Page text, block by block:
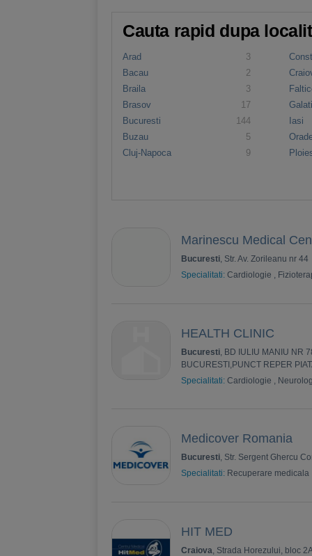
Cauta rapid dupa
Arad
3
Bacau
2
Braila
3
Brasov
17
Bucuresti
144
Buzau
5
Cluj-Napoca
9
Iasi
Marinescu Medical
Bucuresti, Str. Av. Zorileanu nr 44
Specialitati: Cardiologie ,
HEALTH CLINIC
Bucuresti, BD IULIU MANIU NR
BUCURESTI,PUNCT REPER
Specialitati: Cardiologie ,
Medicover Romania
Bucuresti, Str. Sergent Ghercu
Specialitati: Recuperare medicala
HIT MED
Craiova, Strada Horezului, bloc